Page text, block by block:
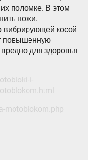
поломке. В этом
ножи.
вибрирующей косой
повышенную
для здоровья
i-
motoblokom.php